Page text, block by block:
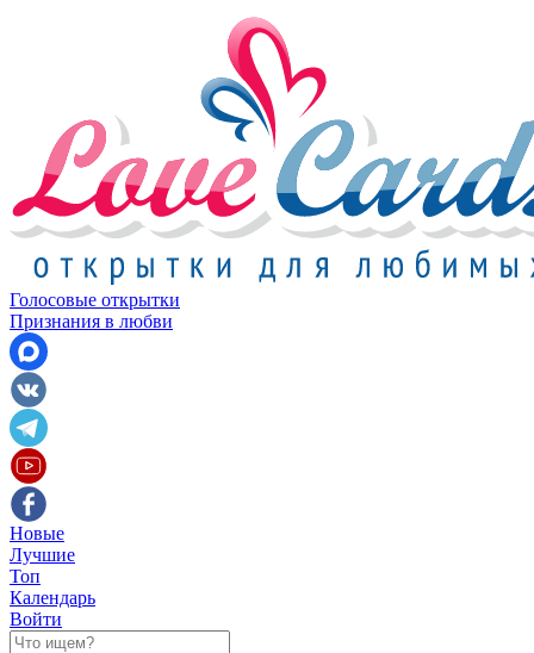
Голосовые открытки
Признания в любви
Новые
Лучшие
Топ
Календарь
Войти